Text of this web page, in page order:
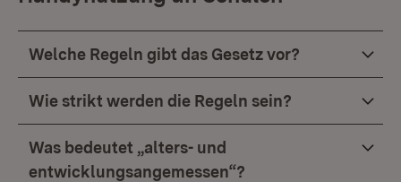
Welche Regeln gibt das Gesetz vor?
Wie strikt werden die Regeln sein?
Was bedeutet „alters- und
entwicklungsangemessen“?